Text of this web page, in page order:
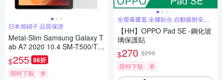
日本旭硝子 品質保證
Metal-Slim Samsung Galaxy T
ab A7 2020 10.4 SM-T500/T5
05/T507 9H弧邊耐磨防指紋鋼
化玻璃保護貼
$255 86折
限時下殺 券
全螢幕覆蓋,全膠貼合,自動吸附安裝
簡單
【HH】OPPO Pad SE -鋼化玻
璃保護貼
$270 $299
限時下殺
券